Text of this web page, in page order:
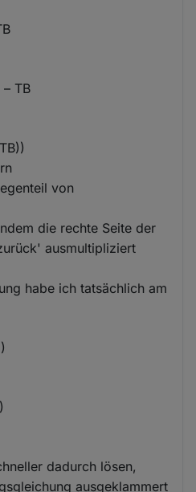
TB
von
die rechte Seite der
ausmultipliziert
habe ich tatsächlich am
dadurch lösen,
ausgeklammert